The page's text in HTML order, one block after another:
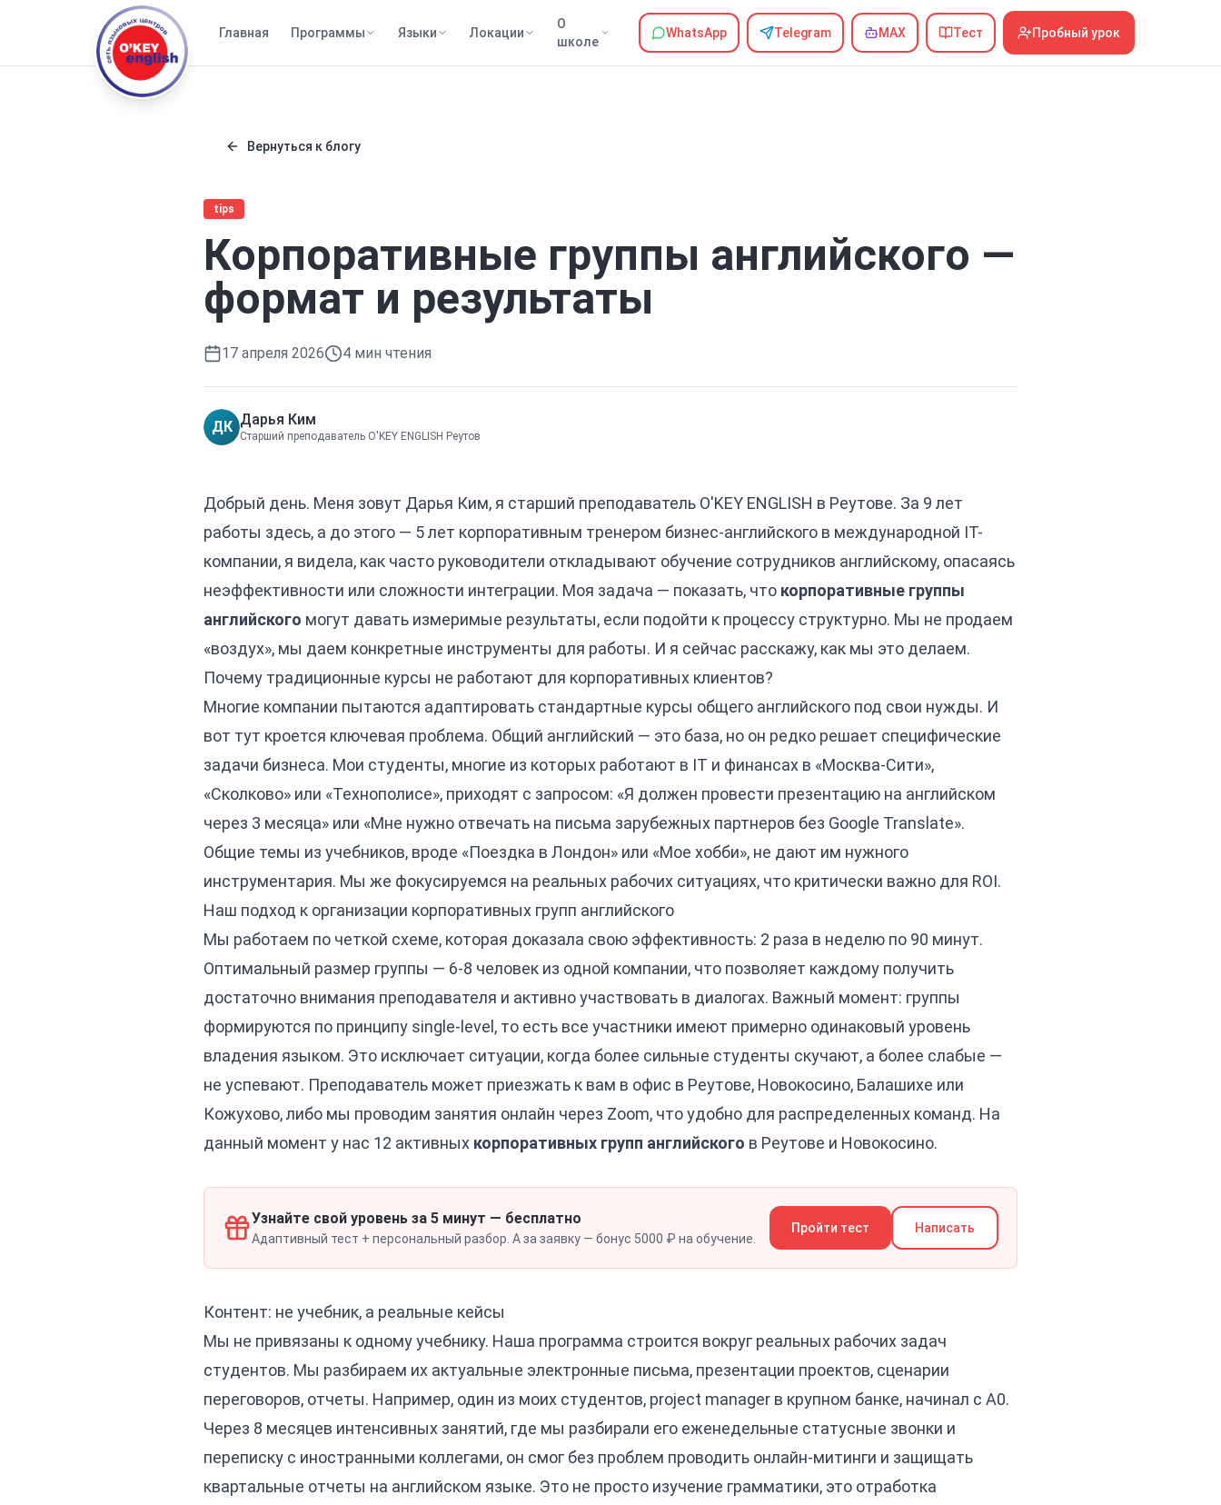
Главная Программы Языки Локации
О
школе
WhatsApp Telegram MAX Тест Пробный урок
Вернуться к блогу
tips
Корпоративные группы английского —
формат и результаты
17 апреля 2026 4 мин чтения
ДК Дарья Ким
Старший преподаватель O'KEY ENGLISH Реутов
Добрый день. Меня зовут Дарья Ким, я старший преподаватель O'KEY ENGLISH в Реутове. За 9 лет
работы здесь, а до этого — 5 лет корпоративным тренером бизнес-английского в международной IT-
компании, я видела, как часто руководители откладывают обучение сотрудников английскому, опасаясь
неэффективности или сложности интеграции. Моя задача — показать, что корпоративные группы
английского могут давать измеримые результаты, если подойти к процессу структурно. Мы не продаем
«воздух», мы даем конкретные инструменты для работы. И я сейчас расскажу, как мы это делаем.
Почему традиционные курсы не работают для корпоративных клиентов?
Многие компании пытаются адаптировать стандартные курсы общего английского под свои нужды. И
вот тут кроется ключевая проблема. Общий английский — это база, но он редко решает специфические
задачи бизнеса. Мои студенты, многие из которых работают в IT и финансах в «Москва-Сити»,
«Сколково» или «Технополисе», приходят с запросом: «Я должен провести презентацию на английском
через 3 месяца» или «Мне нужно отвечать на письма зарубежных партнеров без Google Translate».
Общие темы из учебников, вроде «Поездка в Лондон» или «Мое хобби», не дают им нужного
инструментария. Мы же фокусируемся на реальных рабочих ситуациях, что критически важно для ROI.
Наш подход к организации корпоративных групп английского
Мы работаем по четкой схеме, которая доказала свою эффективность: 2 раза в неделю по 90 минут.
Оптимальный размер группы — 6-8 человек из одной компании, что позволяет каждому получить
достаточно внимания преподавателя и активно участвовать в диалогах. Важный момент: группы
формируются по принципу single-level, то есть все участники имеют примерно одинаковый уровень
владения языком. Это исключает ситуации, когда более сильные студенты скучают, а более слабые —
не успевают. Преподаватель может приезжать к вам в офис в Реутове, Новокосино, Балашихе или
Кожухово, либо мы проводим занятия онлайн через Zoom, что удобно для распределенных команд. На
данный момент у нас 12 активных корпоративных групп английского в Реутове и Новокосино.
Узнайте свой уровень за 5 минут — бесплатно
Адаптивный тест + персональный разбор. А за заявку — бонус 5000 ₽ на обучение.
Пройти тест Написать
Контент: не учебник, а реальные кейсы
Мы не привязаны к одному учебнику. Наша программа строится вокруг реальных рабочих задач
студентов. Мы разбираем их актуальные электронные письма, презентации проектов, сценарии
переговоров, отчеты. Например, один из моих студентов, project manager в крупном банке, начинал с A0.
Через 8 месяцев интенсивных занятий, где мы разбирали его еженедельные статусные звонки и
переписку с иностранными коллегами, он смог без проблем проводить онлайн-митинги и защищать
квартальные отчеты на английском языке. Это не просто изучение грамматики, это отработка